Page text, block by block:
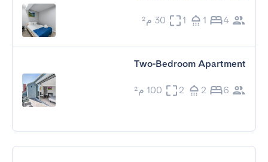
4
1
1 30 م²
Two-Bedroom Apartment
6
2
2 100 م²